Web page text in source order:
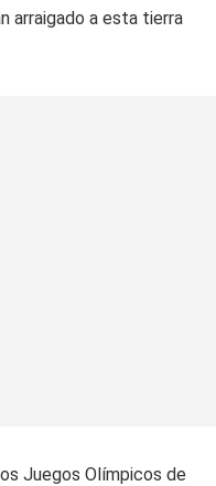
arraigado a esta tierra
Juegos Olímpicos de